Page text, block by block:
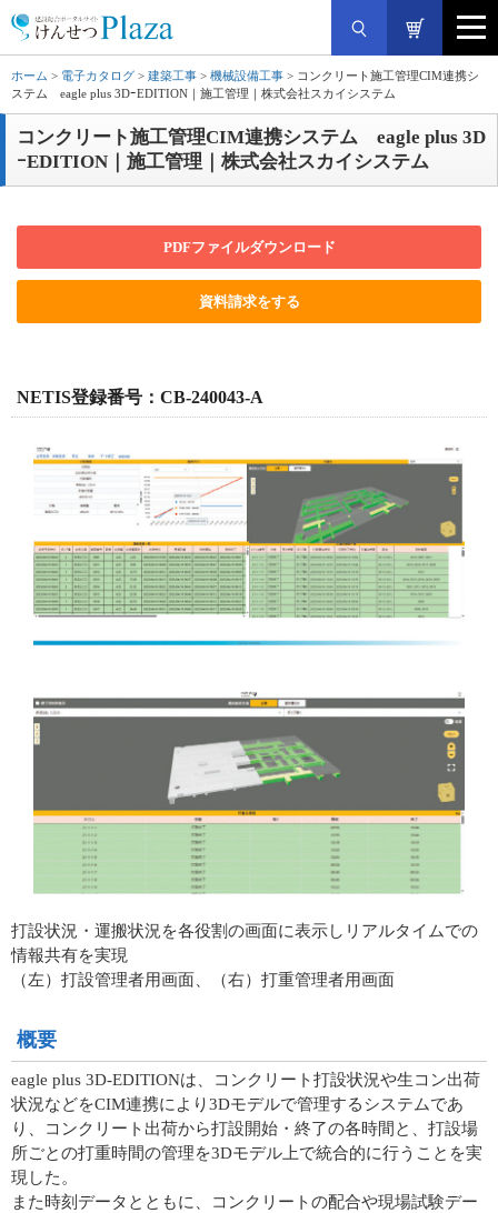
ホーム > 電子カタログ > 建築工事 > 機械設備工事 > コンクリート施工管理CIM連携シ
ステム eagle plus 3DｰEDITION｜施工管理｜株式会社スカイシステム
コンクリート施工管理CIM連携システム eagle plus 3D
ｰEDITION｜施工管理｜株式会社スカイシステム
PDFファイルダウンロード
資料請求をする
NETIS登録番号：CB-240043-A
打設状況・運搬状況を各役割の画面に表示しリアルタイムでの
情報共有を実現
（左）打設管理者用画面、（右）打重管理者用画面
概要
eagle plus 3D-EDITIONは、コンクリート打設状況や生コン出荷
状況などをCIM連携により3Dモデルで管理するシステムであ
り、コンクリート出荷から打設開始・終了の各時間と、打設場
所ごとの打重時間の管理を3Dモデル上で統合的に行うことを実
現した。
また時刻データとともに、コンクリートの配合や現場試験デー